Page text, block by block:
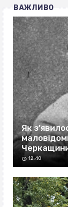
ВАЖЛИВО
Як
12:40